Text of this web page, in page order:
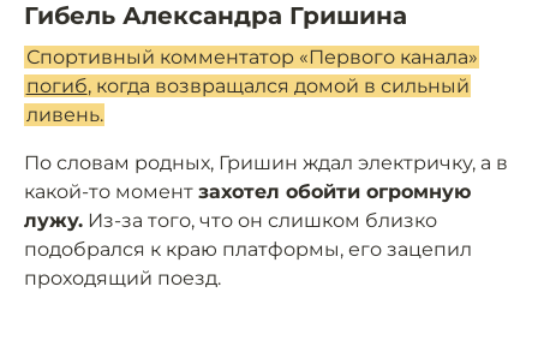
Гибель Александра Гришина
Спортивный комментатор «Первого канала»
погиб, когда возвращался домой в сильный
ливень.
По словам родных, Гришин ждал электричку, а в
какой-то момент захотел обойти огромную
лужу. Из-за того, что он слишком близко
подобрался к краю платформы, его зацепил
проходящий поезд.